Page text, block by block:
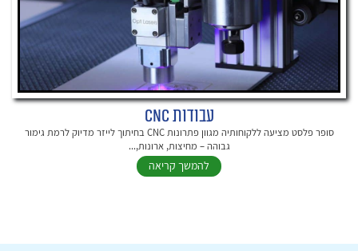
עבודות CNC
סופר פלסט מציעה ללקוחותיה מגוון פתרונות CNC בחיתוך לייזר מדיוק לרמת גימור
גבוהה – מחיצות, ארונות,...
להמשך קריאה